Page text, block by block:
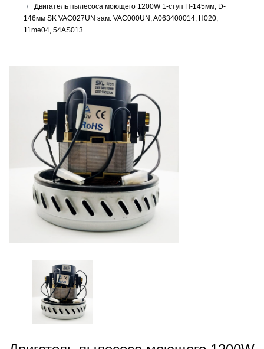
Двигатель пылесоса моющего 1200W 1-ступ H-145мм, D-
146мм SK VAC027UN зам: VAC000UN, A063400014, H020,
11me04, 54AS013